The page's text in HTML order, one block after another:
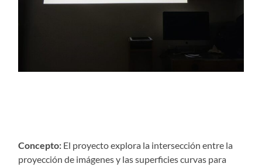
Concepto: El proyecto explora la intersección entre la
proyección de imágenes y las superficies curvas para